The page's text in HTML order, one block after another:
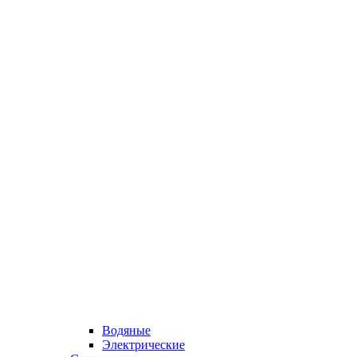
Водяные
Электрические